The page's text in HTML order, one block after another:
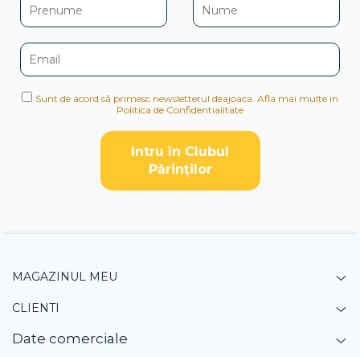
Sunt de acord să primesc newsletterul deajoaca. Afla mai multe in
Politica de Confidentialitate
Intru în Clubul
Pǎrinților
MAGAZINUL MEU
CLIENTI
Date comerciale